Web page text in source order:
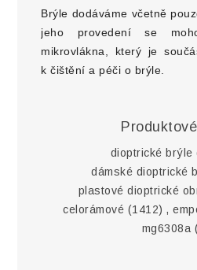
Brýle dodáváme včetně
jeho provedení se
mikrovlákna, který je
k čištění a péči o brýle.
dioptrické brýle
dámské dioptrické
plastové dioptrické
celorámové (1412) ,
mg6308a